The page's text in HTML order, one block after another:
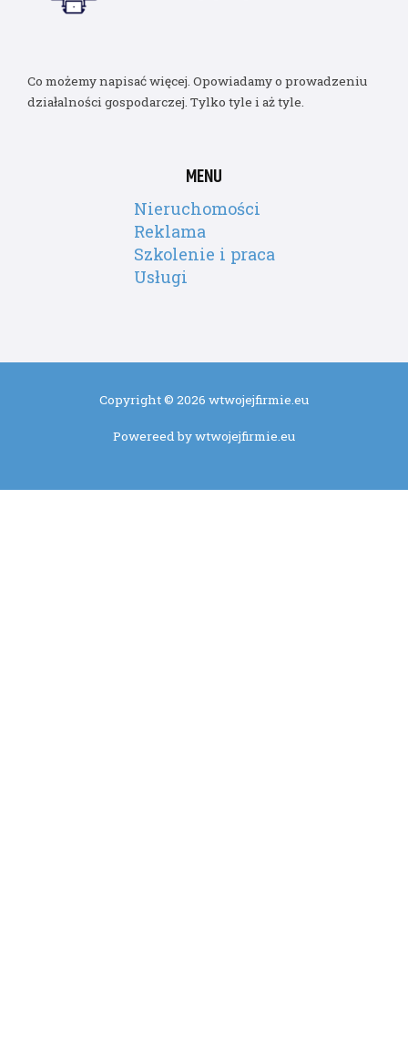
Co możemy napisać więcej. Opowiadamy o prowadzeniu
działalności gospodarczej. Tylko tyle i aż tyle.
MENU
Nieruchomości
Reklama
Szkolenie i praca
Usługi
Copyright © 2026 wtwojejfirmie.eu
Powereed by wtwojejfirmie.eu